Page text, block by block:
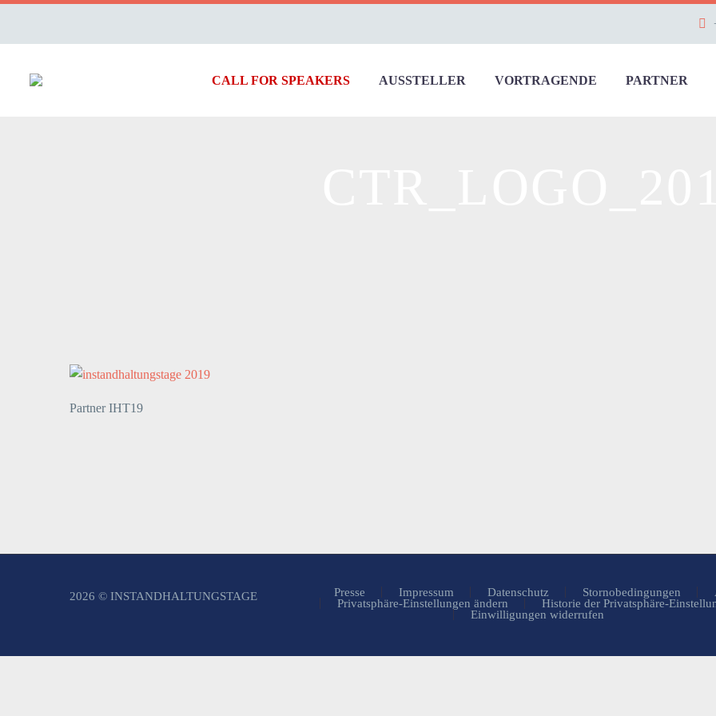
CALL FOR SPEAKERS AUSSTELLER VORTRAGENDE PARTNER
Partner IHT19
Presse Impressum Datenschutz Stornobedingungen
Privatsphäre-Einstellungen ändern
Historie der Privatsphäre-
Einwilligungen widerrufen
2026 © INSTANDHALTUNGSTAGE